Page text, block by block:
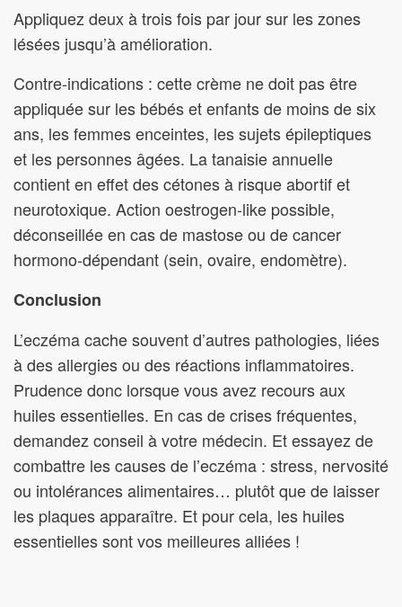
Appliquez deux à trois fois par jour sur les zones
lésées jusqu’à amélioration.
Contre-indications : cette crème ne doit pas être
appliquée sur les bébés et enfants de moins de six
ans, les femmes enceintes, les sujets épileptiques
et les personnes âgées. La tanaisie annuelle
contient en effet des cétones à risque abortif et
neurotoxique. Action oestrogen-like possible,
déconseillée en cas de mastose ou de cancer
hormono-dépendant (sein, ovaire, endomètre).
Conclusion
L’eczéma cache souvent d’autres pathologies, liées
à des allergies ou des réactions inflammatoires.
Prudence donc lorsque vous avez recours aux
huiles essentielles. En cas de crises fréquentes,
demandez conseil à votre médecin. Et essayez de
combattre les causes de l’eczéma : stress, nervosité
ou intolérances alimentaires… plutôt que de laisser
les plaques apparaître. Et pour cela, les huiles
essentielles sont vos meilleures alliées !